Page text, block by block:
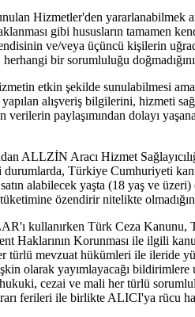
Hizmetler'den yararlanabilmek
gibi hususların tamamen
ve/veya üçüncü kişilerin
bir sorumluluğu
etkin şekilde sunulabilmesi
alışveriş bilgilerini, hizmeti
verilerin paylaşımından dolayı
ALLZİN Aracı Hizmet
Türkiye Cumhuriyeti
alabilecek yaşta (18 yaş ve
özendirir nitelikte
kullanırken Türk Ceza Kanunu,
Haklarının Korunması ile ilgili
türlü mevzuat hükümleri ile ileride
olarak yayımlayacağı bildirimlere
cezai ve mali her türlü
ferileri ile birlikte ALICI'ya rücu